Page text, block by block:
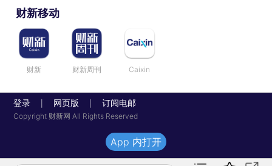
财新移动
财新 财新周刊 Caixin
登录 网页版 订阅电邮
Copyright 财新网 All Rights Reserved
App 内打开